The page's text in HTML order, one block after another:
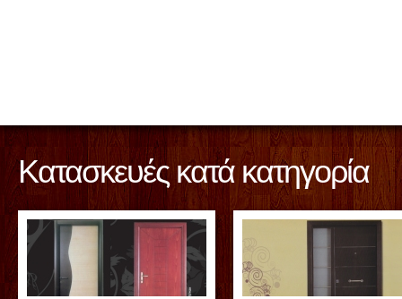
Κατασκευές κατά κατηγορία